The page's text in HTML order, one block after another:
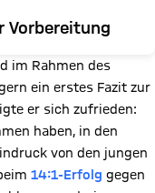
Vorbereitung
im Rahmen des
ein erstes Fazit zur
er sich zufrieden:
haben, in den
von den jungen
14:1-Erfolg gegen